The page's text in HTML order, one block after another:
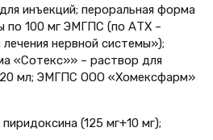
инъекций; пероральная форма
по 100 мг ЭМГПС (по АТХ –
нервной системы»);
– раствор для
20 мл; ЭМГПС ООО «Хомексфарм»
(125 мг+10 мг);